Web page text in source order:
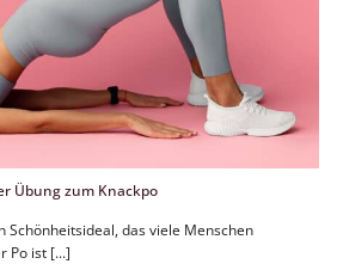
Übung zum Knackpo
Schönheitsideal, das viele Menschen
Po ist [...]